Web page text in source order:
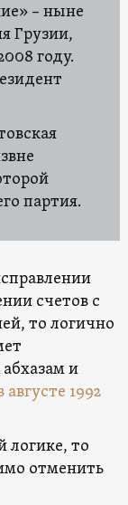
– ныне
Грузии,
году.
партия.
счетов с
то логично
и
1992
логике, то
отменить